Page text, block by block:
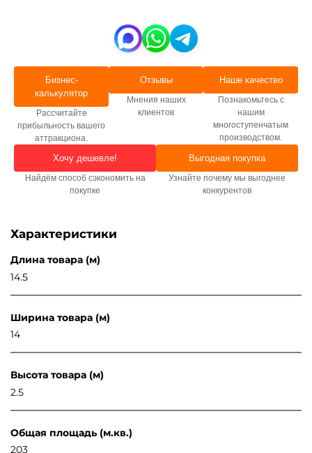
Бизнес-
калькулятор
Рассчитайте
прибыльность вашего
аттракциона.
Отзывы
Мнения наших
клиентов
Наше качество
Познакомьтесь с
нашим
многоступенчатым
производством.
Хочу дешевле!
Найдём способ сэкономить на
покупке
Выгодная покупка
Узнайте почему мы выгоднее
конкурентов
Характеристики
Длина товара (м)
14.5
Ширина товара (м)
14
Высота товара (м)
2.5
Общая площадь (м.кв.)
203